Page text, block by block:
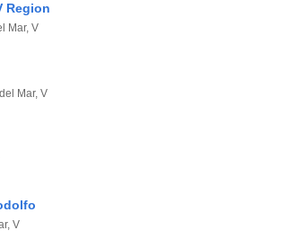
Region
Mar, V
Mar, V
V